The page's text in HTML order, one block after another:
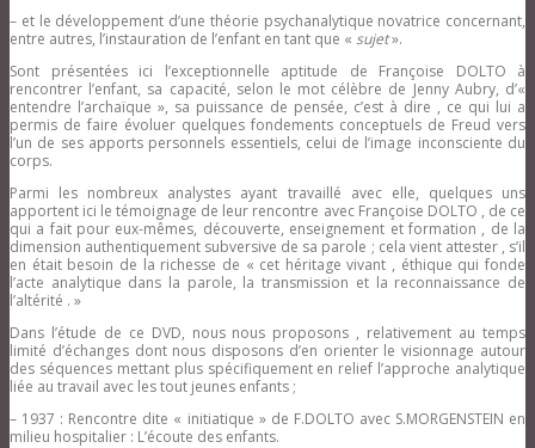
– et le développement d’une théorie psychanalytique novatrice concernant,
entre autres, l’instauration de l’enfant en tant que « sujet».
Sont présentées ici l’exceptionnelle aptitude de Françoise DOLTO à
rencontrer l’enfant, sa capacité, selon le mot célèbre de Jenny Aubry, d’«
entendre l’archaïque », sa puissance de pensée, c’est à dire , ce qui lui a
permis de faire évoluer quelques fondements conceptuels de Freud vers
l’un de ses apports personnels essentiels, celui de l’image inconsciente du
corps.
Parmi les nombreux analystes ayant travaillé avec elle, quelques uns
apportent ici le témoignage de leur rencontre avec Françoise DOLTO , de ce
qui a fait pour eux-mêmes, découverte, enseignement et formation , de la
dimension authentiquement subversive de sa parole ; cela vient attester , s’il
en était besoin de la richesse de « cet héritage vivant , éthique qui fonde
l’acte analytique dans la parole, la transmission et la reconnaissance de
l’altérité . »
Dans l’étude de ce DVD, nous nous proposons , relativement au temps
limité d’échanges dont nous disposons d’en orienter le visionnage autour
des séquences mettant plus spécifiquement en relief l’approche analytique
liée au travail avec les tout jeunes enfants ;
– 1937 : Rencontre dite « initiatique » de F.DOLTO avec S.MORGENSTEIN en
milieu hospitalier : L’écoute des enfants.